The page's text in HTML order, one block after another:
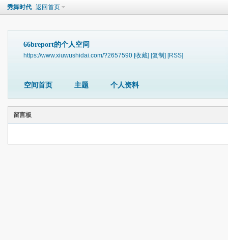
秀舞时代 返回首页
66breport的个人空间
https://www.xiuwushidai.com/?2657590 [收藏] [复制] [RSS]
空间首页 主题 个人资料
留言板